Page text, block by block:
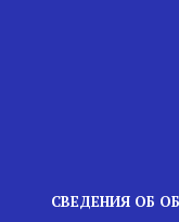
СВЕДЕНИЯ ОБ